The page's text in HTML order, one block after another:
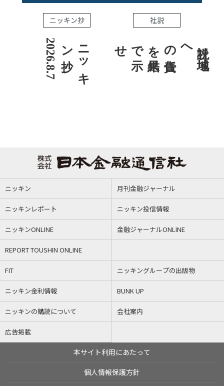
ニッキン抄
ニ
ッ
キ
ン抄
2
0
2
6
.
8
.
7
社説
社説 地域への責任を結果で示せ
ニッキン 月刊金融ジャーナル
ニッキンレポート ニッキン投信情報
ニッキンONLINE 金融ジャーナルONLINE
REPORT TOUSHIN ONLINE
FIT ニッキングループの出版物
ニッキン金利情報 BUNK UP
ニッキンの購読について 会社案内
広告掲載
本サイト利用にあたって
個人情報保護方針